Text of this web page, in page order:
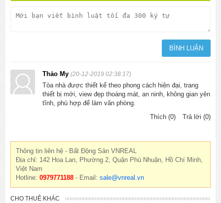
Thảo My(20-12-2019 02:38:17)
Tòa nhà được thiết kế theo phong cách hiện đại, trang
thiết bị mới, view đẹp thoáng mát, an ninh, không gian yên
tĩnh, phù hợp để làm văn phòng.
Thích (0)
Trả lời (0)
Thông tin liên hệ - Bất Động Sản VNREAL
Địa chỉ: 142 Hoa Lan, Phường 2, Quận Phú Nhuận, Hồ Chí Minh,
Việt Nam
Hotline:0979771188 - Email:sale@vnreal.vn
CHO THUÊ KHÁC